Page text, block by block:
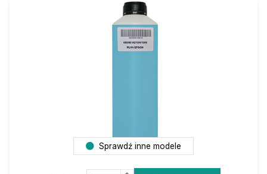
Sprawdź inne modele